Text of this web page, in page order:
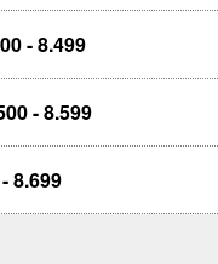
- 8.499
- 8.599
8.699